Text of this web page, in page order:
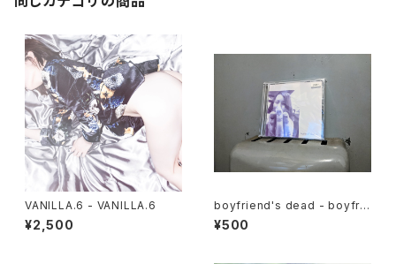
VANILLA.6 - VANILLA.6
¥2,500
boyfriend's dead - boyfrie
nd's dead E.P.
¥500